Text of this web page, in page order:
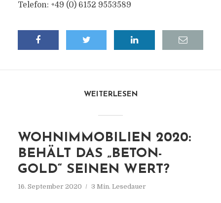
Telefon: +49 (0) 6152 9553589
WEITERLESEN
WOHNIMMOBILIEN 2020:
BEHÄLT DAS „BETON-
GOLD“ SEINEN WERT?
16. September 2020 3 Min. Lesedauer